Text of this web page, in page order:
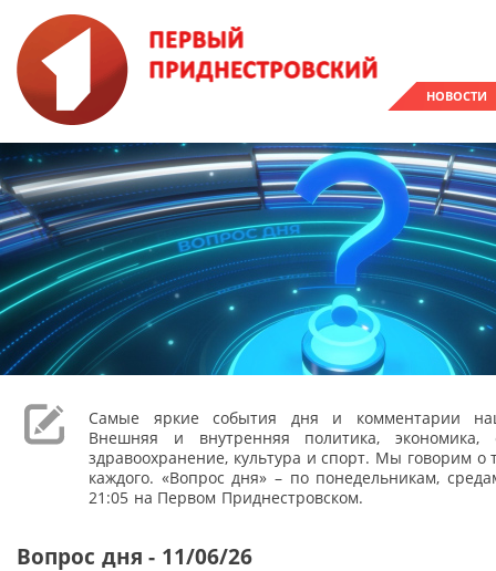
НОВОСТИ
Самые яркие события дня и комментарии
Внешняя и внутренняя политика, экономика,
здравоохранение, культура и спорт. Мы говорим о
каждого. «Вопрос дня» – по понедельникам,
21:05 на Первом Приднестровском.
Вопрос дня - 11/06/26